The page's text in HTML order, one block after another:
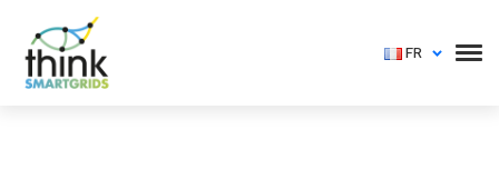
FR
Vous devez vous identifier pour voir cet événement